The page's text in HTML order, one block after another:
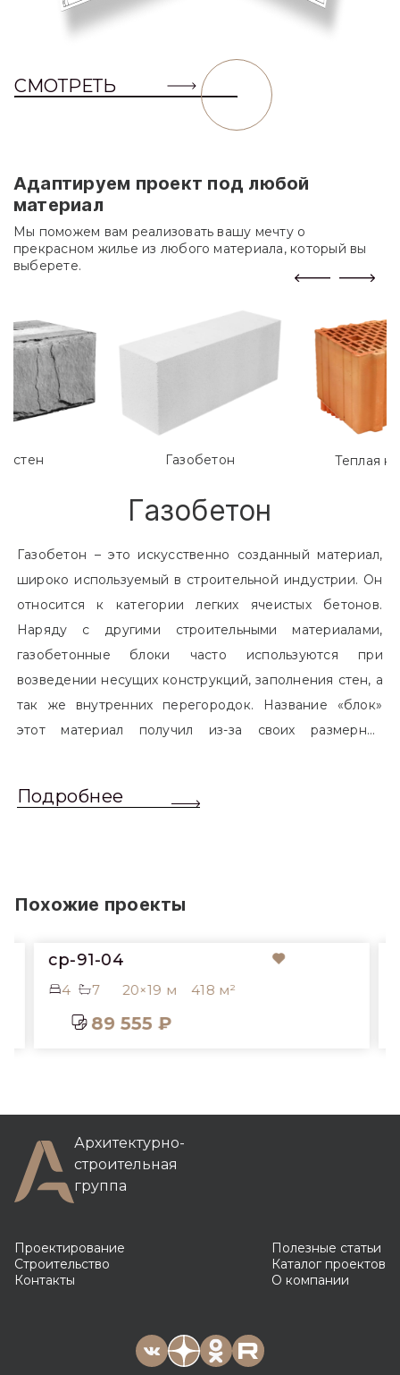
СМОТРЕТЬ
Адаптируем проект под любой
материал
Мы поможем вам реализовать вашу мечту о
прекрасном жилье из любого материала, который вы
выберете.
Газобетон Теплая
Газобетон
Газобетон – это искусственно созданный материал,
широко используемый в строительной индустрии. Он
относится к категории легких ячеистых бетонов.
Наряду с другими строительными материалами,
газобетонные блоки часто используются при
возведении несущих конструкций, заполнения стен, а
так же внутренних перегородок. Название «блок»
этот материал получил из-за своих размерных
обычный одинарный кирпич. Размер блоков различен
Подробнее
Похожие проекты
cp-91-04
4 7 20×19 м 418 м²
89 555 ₽
Архитектурно-
строительная
группа
Проектирование
Строительство
Контакты
Полезные статьи
Каталог проектов
О компании